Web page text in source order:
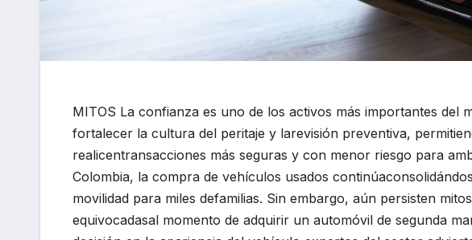
MITOS La confianza es uno de los activos más importantes del
fortalecer la cultura del peritaje y larevisión preventiva,
realicentransacciones más seguras y con menor riesgo para
Colombia, la compra de vehículos usados
movilidad para miles defamilias. Sin embargo, aún persisten
equivocadasal momento de adquirir un automóvil de segunda